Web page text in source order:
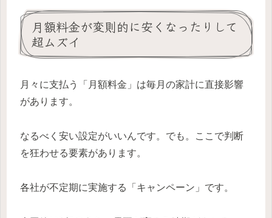
月額料金が変則的に安くなったりして
超ムズイ
月々に支払う「月額料金」は毎月の家計に直接影響
があります。
なるべく安い設定がいいんです。でも。ここで判断
を狂わせる要素があります。
各社が不定期に実施する「キャンペーン」です。